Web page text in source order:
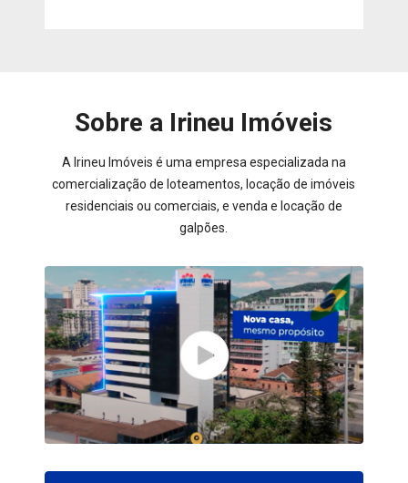
Sobre a Irineu Imóveis
A Irineu Imóveis é uma empresa especializada na
comercialização de loteamentos, locação de imóveis
residenciais ou comerciais, e venda e locação de
galpões.